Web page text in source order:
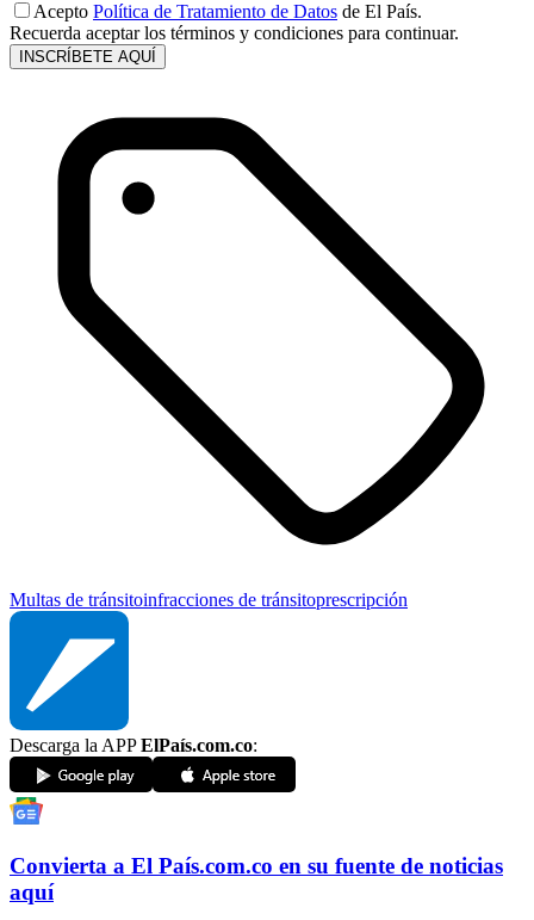
Acepto Política de Tratamiento de Datos de El País.
Recuerda aceptar los términos y condiciones para continuar.
INSCRÍBETE AQUÍ
Multas de tránsitoinfracciones de tránsitoprescripción
Descarga la APPElPaís.com.co:
Convierta a El País.com.co en su fuente de noticias
aquí